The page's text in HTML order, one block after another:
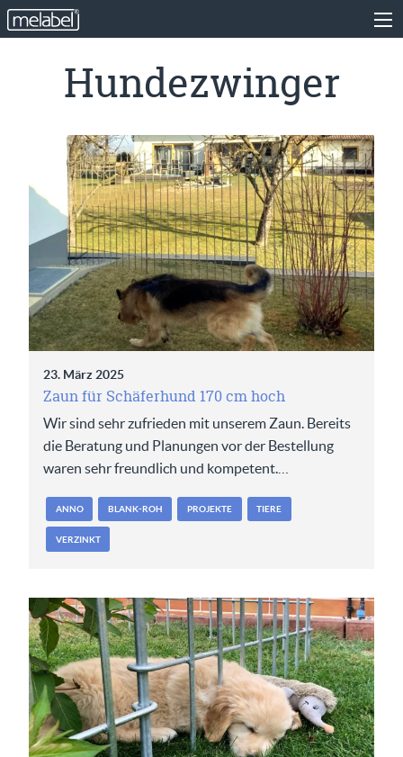
Hundezwinger
23. März 2025
Zaun für Schäferhund 170 cm hoch
Wir sind sehr zufrieden mit unserem Zaun. Bereits
die Beratung und Planungen vor der Bestellung
waren sehr freundlich und kompetent.…
ANNO BLANK-ROH PROJEKTE TIERE
VERZINKT